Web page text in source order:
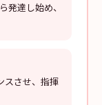
発達し始め、
スさせ、指揮